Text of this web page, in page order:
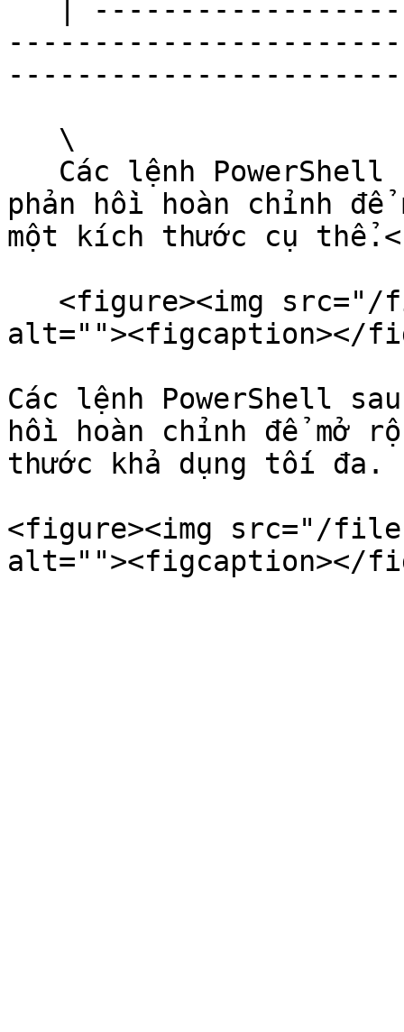
phản hồi hoàn chỉnh để
một kích thước cụ
alt=""><figcaption></
Các lệnh PowerShell
hồi hoàn chỉnh để mở
thước khả dụng tối đa.
<figure><img src="/files/